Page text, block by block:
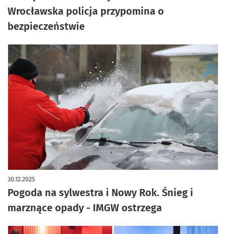
Wrocławska policja przypomina o
bezpieczeństwie
Pogoda na sylwestra i Nowy Rok. Śnieg i
marznące opady - IMGW ostrzega
30.12.2025